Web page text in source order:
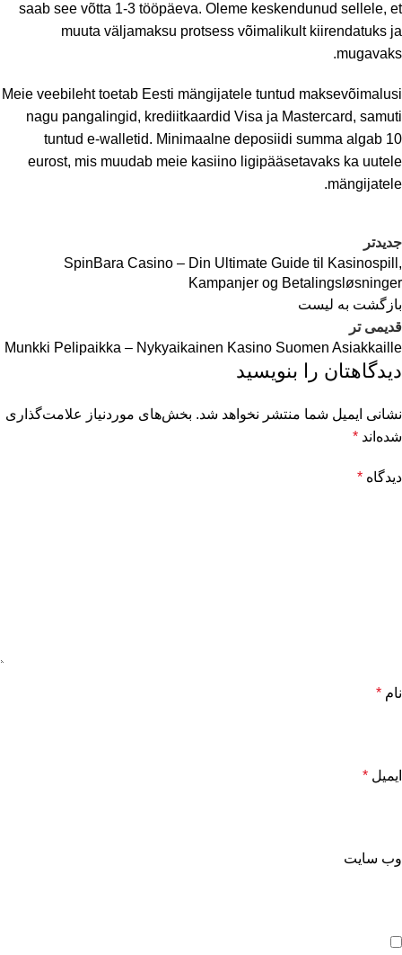
saab see võtta 1-3 tööpäeva. Oleme keskendunud sellele, et
muuta väljamaksu protsess võimalikult kiirendatuks ja
mugavaks.
Meie veebileht toetab Eesti mängijatele tuntud maksevõimalusi
nagu pangalingid, krediitkaardid Visa ja Mastercard, samuti
tuntud e-walletid. Minimaalne deposiidi summa algab 10
eurost, mis muudab meie kasiino ligipääsetavaks ka uutele
mängijatele.
جدیدتر
SpinBara Casino – Din Ultimate Guide til Kasinospill,
Kampanjer og Betalingsløsninger
بازگشت به لیست
قدیمی تر
Munkki Pelipaikka – Nykyaikainen Kasino Suomen Asiakkaille
دیدگاهتان را بنویسید
نشانی ایمیل شما منتشر نخواهد شد. بخش‌های موردنیاز علامت‌گذاری
شده‌اند *
دیدگاه *
نام *
ایمیل *
وب‌ سایت